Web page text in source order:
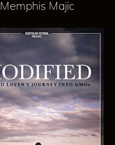
Memphis Majic